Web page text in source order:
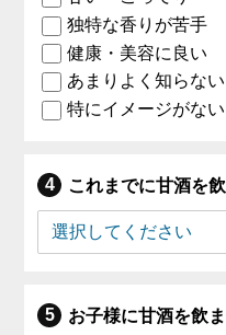
独特な香りが苦手
健康・美容に良い
あまりよく知らない
特にイメージがない
これまでに甘酒を
お子様に甘酒を飲